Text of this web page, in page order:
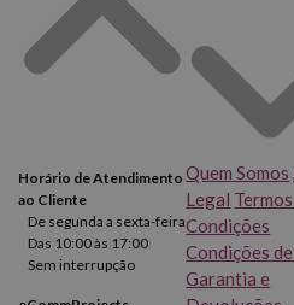
Horário de Atendimento
ao Cliente
De segunda a sexta-feira
Das 10:00 às 17:00
Sem interrupção
Quem Somos
Legal
Condições
Condições
Garantia e